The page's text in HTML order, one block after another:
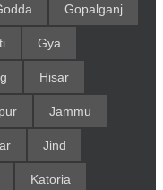
Gopalganj
Gya
Hisar
Jammu
Jind
Katoria